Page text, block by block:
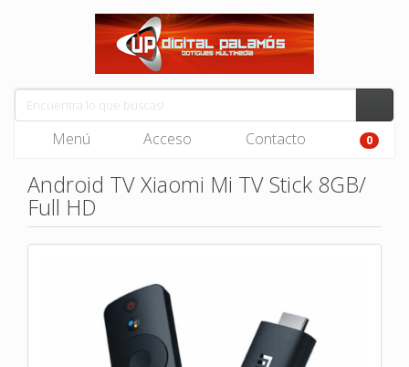
Menú Acceso Contacto 0
Android TV Xiaomi Mi TV Stick 8GB/
Full HD